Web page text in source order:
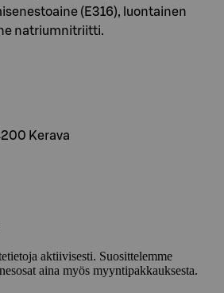
(E316), luontainen
natriumnitriitti.
Kerava
aktiivisesti. Suosittelemme
aina myös myyntipakkauksesta.